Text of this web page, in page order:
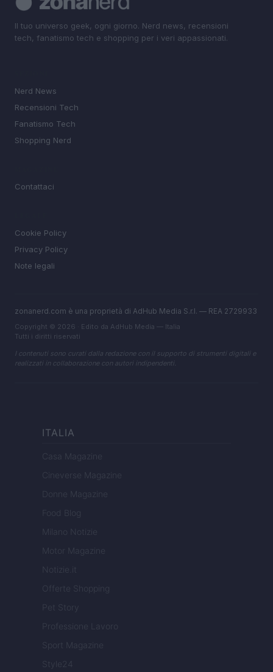
Il tuo universo geek, ogni giorno. Nerd news, recensioni
tech, fanatismo tech e shopping per i veri appassionati.
Nerd News
Recensioni Tech
Fanatismo Tech
Shopping Nerd
Contattaci
Cookie Policy
Privacy Policy
Note legali
zonanerd.com è una proprietà di AdHub Media S.r.l. — REA 2729933
Copyright © 2026 · Edito da AdHub Media — Italia
Tutti i diritti riservati
I contenuti sono curati dalla redazione con il supporto di strumenti digitali e
realizzati in collaborazione con autori indipendenti.
ITALIA
Casa Magazine
Cineverse Magazine
Donne Magazine
Food Blog
Milano Notizie
Motor Magazine
Notizie.it
Offerte Shopping
Pet Story
Professione Lavoro
Sport Magazine
Style24